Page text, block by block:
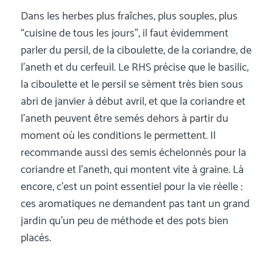
Dans les herbes plus fraîches, plus souples, plus
“cuisine de tous les jours”, il faut évidemment
parler du persil, de la ciboulette, de la coriandre, de
l’aneth et du cerfeuil. Le RHS précise que le basilic,
la ciboulette et le persil se sèment très bien sous
abri de janvier à début avril, et que la coriandre et
l’aneth peuvent être semés dehors à partir du
moment où les conditions le permettent. Il
recommande aussi des semis échelonnés pour la
coriandre et l’aneth, qui montent vite à graine. Là
encore, c’est un point essentiel pour la vie réelle :
ces aromatiques ne demandent pas tant un grand
jardin qu’un peu de méthode et des pots bien
placés.